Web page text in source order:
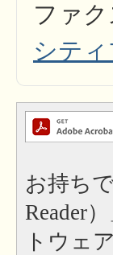
ファク
シテ
お持ち
Reader
トウェ